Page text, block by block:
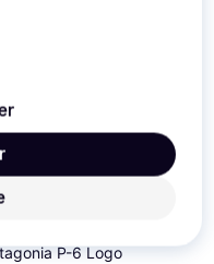
P-6 Logo